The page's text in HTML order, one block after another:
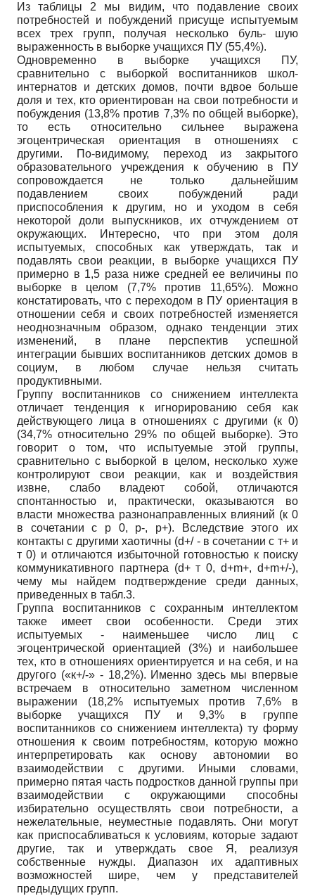
Из таблицы 2 мы видим, что подавление своих
потребностей и побуждений присуще испытуемым
всех трех групп, получая несколько буль- шую
выраженность в выборке учащихся ПУ (55,4%).
Одновременно в выборке учащихся ПУ,
сравнительно с выборкой воспитанников школ-
интернатов и детских домов, почти вдвое больше
доля и тех, кто ориентирован на свои потребности и
побуждения (13,8% против 7,3% по общей выборке),
то есть относительно сильнее выражена
эгоцентрическая ориентация в отношениях с
другими. По-видимому, переход из закрытого
образовательного учреждения к обучению в ПУ
сопровождается не только дальнейшим
подавлением своих побуждений ради
приспособления к другим, но и уходом в себя
некоторой доли выпускников, их отчуждением от
окружающих. Интересно, что при этом доля
испытуемых, способных как утверждать, так и
подавлять свои реакции, в выборке учащихся ПУ
примерно в 1,5 раза ниже средней ее величины по
выборке в целом (7,7% против 11,65%). Можно
констатировать, что с переходом в ПУ ориентация в
отношении себя и своих потребностей изменяется
неоднозначным образом, однако тенденции этих
изменений, в плане перспектив успешной
интеграции бывших воспитанников детских домов в
социум, в любом случае нельзя считать
продуктивными.
Группу воспитанников со снижением интеллекта
отличает тенденция к игнорированию себя как
действующего лица в отношениях с другими (к 0)
(34,7% относительно 29% по общей выборке). Это
говорит о том, что испытуемые этой группы,
сравнительно с выборкой в целом, несколько хуже
контролируют свои реакции, как и воздействия
извне, слабо владеют собой, отличаются
спонтанностью и, практически, оказываются во
власти множества разнонаправленных влияний (к 0
в сочетании с р 0, р-, р+). Вследствие этого их
контакты с другими хаотичны (d+/ - в сочетании с т+ и
т 0) и отличаются избыточной готовностью к поиску
коммуникативного партнера (d+ т 0, d+m+, d+m+/-),
чему мы найдем подтверждение среди данных,
приведенных в табл.3.
Группа воспитанников с сохранным интеллектом
также имеет свои особенности. Среди этих
испытуемых - наименьшее число лиц с
эгоцентрической ориентацией (3%) и наибольшее
тех, кто в отношениях ориентируется и на себя, и на
другого («к+/-» - 18,2%). Именно здесь мы впервые
встречаем в относительно заметном численном
выражении (18,2% испытуемых против 7,6% в
выборке учащихся ПУ и 9,3% в группе
воспитанников со снижением интеллекта) ту форму
отношения к своим потребностям, которую можно
интерпретировать как основу автономии во
взаимодействии с другими. Иными словами,
примерно пятая часть подростков данной группы при
взаимодействии с окружающими способны
избирательно осуществлять свои потребности, а
нежелательные, неуместные подавлять. Они могут
как приспосабливаться к условиям, которые задают
другие, так и утверждать свое Я, реализуя
собственные нужды. Диапазон их адаптивных
возможностей шире, чем у представителей
предыдущих групп.